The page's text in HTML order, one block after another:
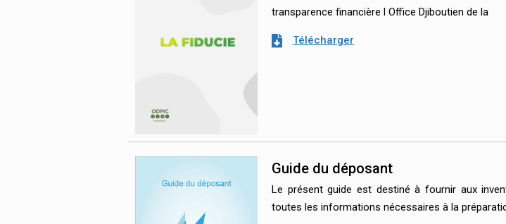
transparence financière l Office Djiboutien de la
Télécharger
Guide du déposant
Le présent guide est destiné à fournir aux
toutes les informations nécessaires à la